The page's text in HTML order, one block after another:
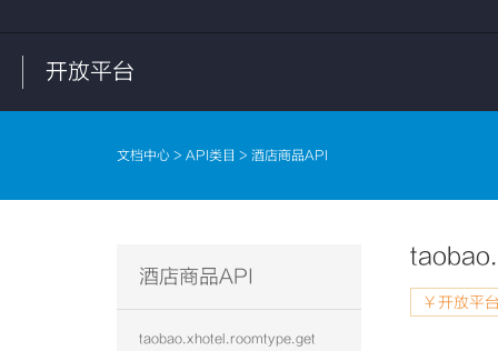
开放平台
文档中心 > API类目 > 酒店商品API
酒店商品API
taobao.xhotel.roomtype.get
￥开放平